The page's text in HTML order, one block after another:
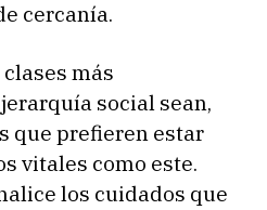
cercanía.
más
social sean,
que prefieren estar
vitales como este.
los cuidados que